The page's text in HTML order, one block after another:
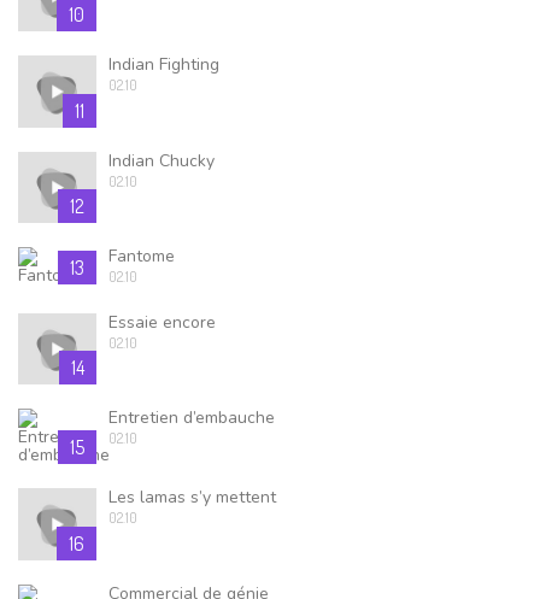
10
11
Indian Fighting
02.10
12
Indian Chucky
02.10
13 Fantome
02.10
14
Essaie encore
02.10
15
Entretien d’embauche
02.10
16
Les lamas s’y mettent
02.10
Commercial de génie